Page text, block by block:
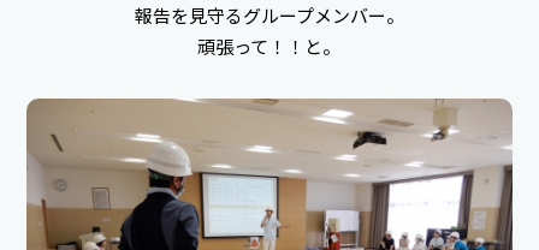
報告を見守るグループメンバー。
頑張って！！と。